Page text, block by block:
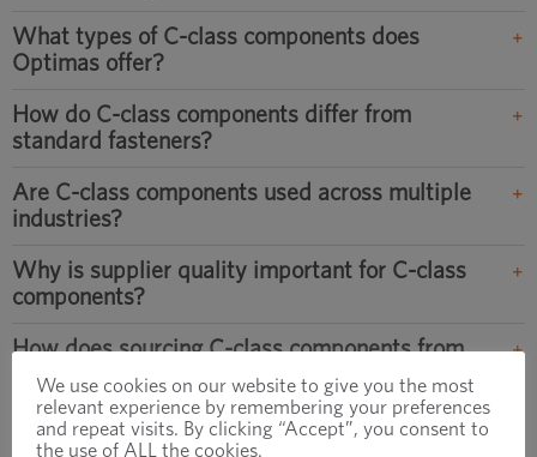
What types of C-class components does
Optimas offer?
How do C-class components differ from
standard fasteners?
Are C-class components used across multiple
industries?
Why is supplier quality important for C-class
components?
How does sourcing C-class components from
a single partner help operations?
What challenges do companies face when
We use cookies on our website to give you the most
relevant experience by remembering your preferences
and repeat visits. By clicking “Accept”, you consent to
the use of ALL the cookies.